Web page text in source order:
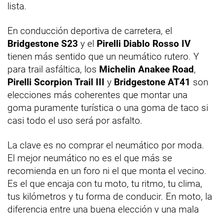
lista.
En conducción deportiva de carretera, el
Bridgestone S23 y el Pirelli Diablo Rosso IV
tienen más sentido que un neumático rutero. Y
para trail asfáltica, los Michelin Anakee Road,
Pirelli Scorpion Trail III y Bridgestone AT41 son
elecciones más coherentes que montar una
goma puramente turística o una goma de taco si
casi todo el uso será por asfalto.
La clave es no comprar el neumático por moda.
El mejor neumático no es el que más se
recomienda en un foro ni el que monta el vecino.
Es el que encaja con tu moto, tu ritmo, tu clima,
tus kilómetros y tu forma de conducir. En moto, la
diferencia entre una buena elección y una mala